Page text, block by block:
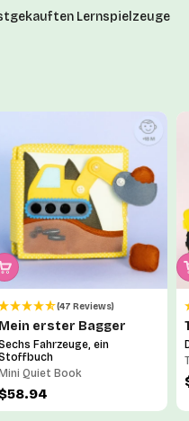
Lernspielzeuge
(47 Reviews)
Mein erster Bagger
Fahrzeuge, ein
Mini Quiet Book
Angebot
$58.94